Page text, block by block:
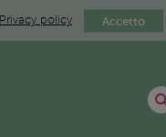
Privacy policy Accetto